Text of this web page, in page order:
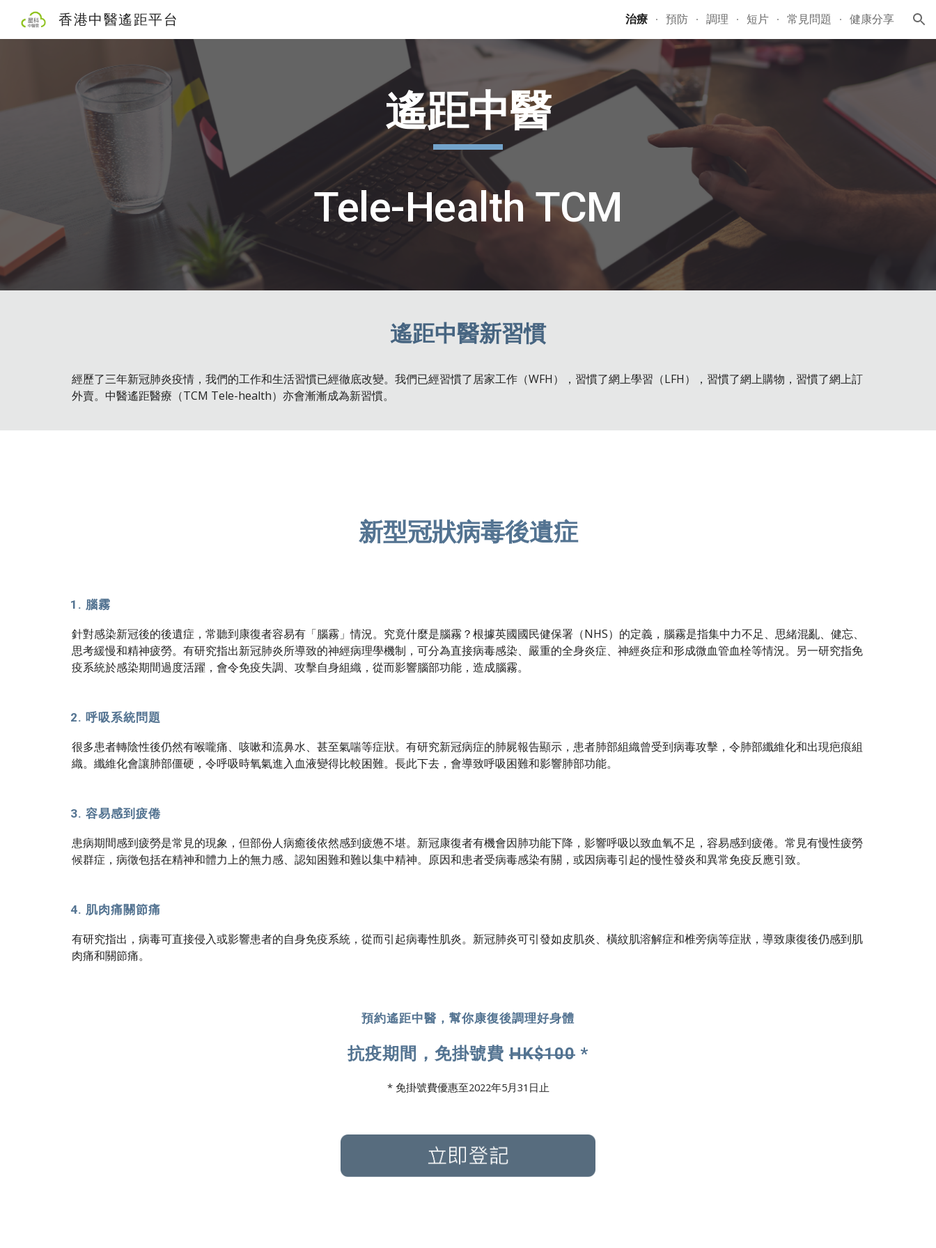
Skip to navigation
香港中醫遙距平台 治療 預防 調理 短片 常見問題 健康分享
遙距中醫
Tele-Health TCM
遙距中醫新習慣
經歷了三年新冠肺炎疫情，我們的工作和生活習慣已經徹底改變。我們已經習慣了居家工作（WFH），習慣了網上學習（LFH），習慣了網上購物，習慣了網上訂
外賣。中醫遙距醫療（TCM Tele-health）亦會漸漸成為新習慣。
新型冠狀病毒後遺症
腦霧
針對感染新冠後的後遺症，常聽到康復者容易有「腦霧」情況。究竟什麼是腦霧？根據英國國民健保署（NHS）的定義， 腦霧是指集中力不足、思緒混亂、健忘、
思考緩慢和精神疲勞。有研究指出新冠肺炎所導致的神經病理學機制，可分為直接病毒感染、嚴重的全身炎症、神經炎症和形成微血管血栓等情況。另一研究指免
疫系統於感染期間過度活躍，會令免疫失調、攻擊自身組織，從而影響腦部功能，造成腦霧。
呼吸系統問題
很多患者轉陰性後仍然有喉嚨痛、咳嗽和流鼻水、 甚至氣喘等症狀。有研究新冠病症的肺屍報告顯示，患者肺部組織曾受到病毒攻擊，令肺部纖維化和出現疤痕組
織。纖維化會讓肺部僵硬，令呼吸時氧氣進入血液變得比較困難。長此下去，會導致呼吸困難和影響肺部功能。
容易感到疲倦
患病期間感到疲勞是常見的現象，但部份人病癒後依然感到疲憊不堪。新冠康復者有機會因肺功能下降，影響呼吸以致血氧不足，容易感到疲倦。常見有慢性疲勞
候群症，病徵包括在精神和體力上的無力感、認知困難和難以集中精神。原因和患者受病毒感染有關，或因病毒引起的慢性發炎和異常免疫反應引致。
肌肉痛關節痛
有研究指出，病毒可直接侵入或影響患者的自身免疫系統，從而引起病毒性肌炎。新冠肺炎可引發如皮肌炎、橫紋肌溶解症和椎旁病等症狀，導致康復後仍感到肌
肉痛和關節痛。
預約遙距中醫，幫你康復後調理好身體
抗疫期間，免掛號費 HK$100 *
* 免掛號費優惠至2022年5月31日止